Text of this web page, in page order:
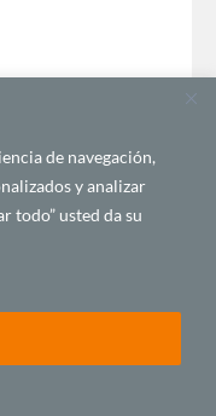
de navegación,
y analizar
todo” usted da su